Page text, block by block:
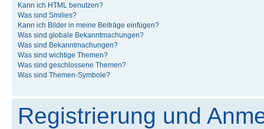
Kann ich HTML benutzen?
Was sind Smilies?
Kann ich Bilder in meine Beiträge einfügen?
Was sind globale Bekanntmachungen?
Was sind Bekanntmachungen?
Was sind wichtige Themen?
Was sind geschlossene Themen?
Was sind Themen-Symbole?
Registrierung und